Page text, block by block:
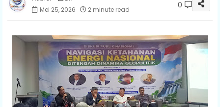
Mei 25, 2026
2 minute read 0